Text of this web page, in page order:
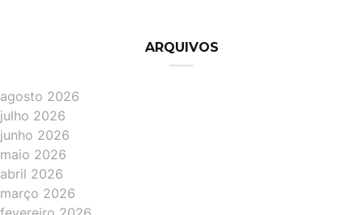
ARQUIVOS
agosto 2026
julho 2026
junho 2026
maio 2026
abril 2026
março 2026